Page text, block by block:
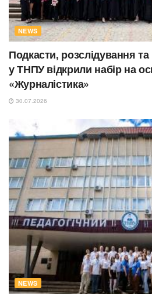
NEWS
Подкасти, розслідування
у ТНПУ відкрили набір на
«Журналістика»
30.07.2026
NEWS